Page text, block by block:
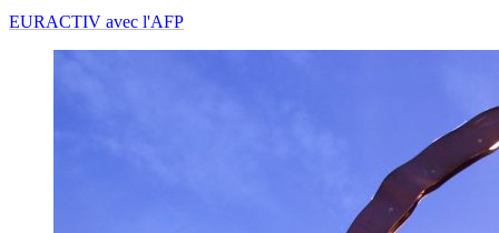
EURACTIV avec l'AFP